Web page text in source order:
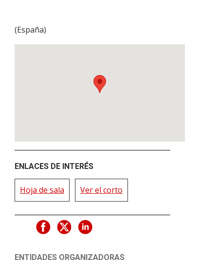
(España)
ENLACES DE INTERÉS
Hoja de sala Ver el corto
ENTIDADES ORGANIZADORAS